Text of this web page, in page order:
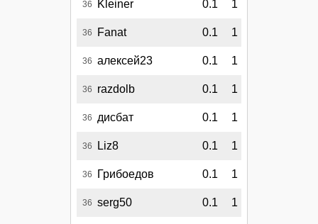
36 Kleiner 0.1 1
36 Fanat 0.1 1
36 алексей23 0.1 1
36 razdolb 0.1 1
36 дисбат 0.1 1
36 Liz8 0.1 1
36 Грибоедов 0.1 1
36 serg50 0.1 1